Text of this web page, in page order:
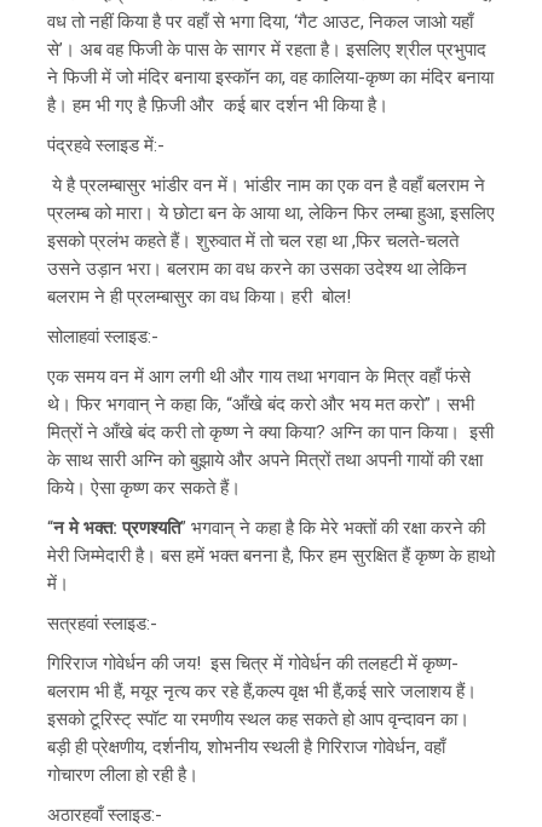
वध तो नहीं किया है पर वहाँ से भगा दिया, ‘गैट आउट, निकल जाओ यहाँ
से’। अब वह फिजी के पास के सागर में रहता है। इसलिए श्रील प्रभुपाद
ने फिजी में जो मंदिर बनाया इस्कॉन का, वह कालिया-कृष्ण का मंदिर बनाया
है। हम भी गए है फ़िजी और कई बार दर्शन भी किया है।
पंद्रहवे स्लाइड में:-
ये है प्रलम्बासुर भांडीर वन में। भांडीर नाम का एक वन है वहाँ बलराम ने
प्रलम्ब को मारा। ये छोटा बन के आया था, लेकिन फिर लम्बा हुआ, इसलिए
इसको प्रलंभ कहते हैं। शुरुवात में तो चल रहा था ,फिर चलते-चलते
उसने उड़ान भरा। बलराम का वध करने का उसका उदेश्य था लेकिन
बलराम ने ही प्रलम्बासुर का वध किया। हरी बोल!
सोलाहवां स्लाइड:-
एक समय वन में आग लगी थी और गाय तथा भगवान के मित्र वहाँ फंसे
थे। फिर भगवान् ने कहा कि, “आँखे बंद करो और भय मत करो”। सभी
मित्रों ने आँखे बंद करी तो कृष्ण ने क्या किया? अग्नि का पान किया। इसी
के साथ सारी अग्नि को बुझाये और अपने मित्रों तथा अपनी गायों की रक्षा
किये। ऐसा कृष्ण कर सकते हैं।
“न मे भक्त: प्रणश्यति” भगवान् ने कहा है कि मेरे भक्तों की रक्षा करने की
मेरी जिम्मेदारी है। बस हमें भक्त बनना है, फिर हम सुरक्षित हैं कृष्ण के हाथो
में।
सत्रहवां स्लाइड:-
गिरिराज गोवेर्धन की जय! इस चित्र में गोवेर्धन की तलहटी में कृष्ण-
बलराम भी हैं, मयूर नृत्य कर रहे हैं,कल्प वृक्ष भी हैं,कई सारे जलाशय हैं।
इसको टूरिस्ट् स्पॉट या रमणीय स्थल कह सकते हो आप वृन्दावन का।
बड़ी ही प्रेक्षणीय, दर्शनीय, शोभनीय स्थली है गिरिराज गोवेर्धन, वहाँ
गोचारण लीला हो रही है।
अठारहवाँ स्लाइड:-